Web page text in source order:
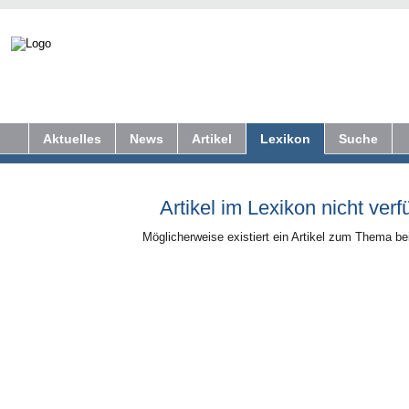
Aktuelles News Artikel Lexikon Suche
Artikel im Lexikon nicht
Möglicherweise existiert ein Artikel zum Thema